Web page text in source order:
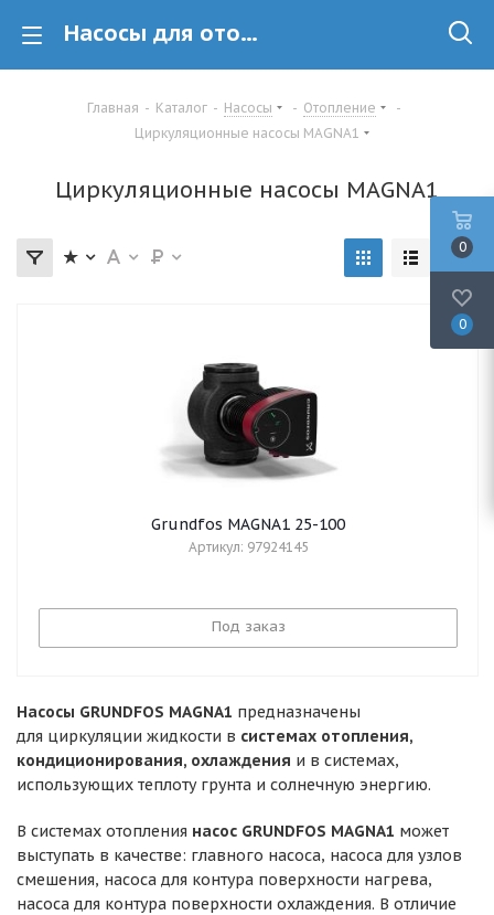
Насосы для отопления купить в Минске
Главная - Каталог - Насосы - Отопление
-
Циркуляционные насосы MAGNA1
Циркуляционные насосы MAGNA1
Grundfos MAGNA1 25-100
Артикул: 97924145
Под заказ
Насосы GRUNDFOS MAGNA1 предназначены
для циркуляции жидкости в системах отопления,
кондиционирования, охлаждения и в системах,
использующих теплоту грунта и солнечную энергию.
В системах отопления насос GRUNDFOS MAGNA1 может
выступать в качестве: главного насоса, насоса для узлов
смешения, насоса для контура поверхности нагрева,
насоса для контура поверхности охлаждения. В отличие
0
0